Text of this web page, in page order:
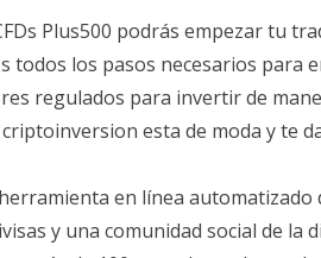
Plus500 podrás empezar tu
todos los pasos necesarios para
regulados para invertir de
esta de moda y te
en línea automatizado
y una comunidad social de la